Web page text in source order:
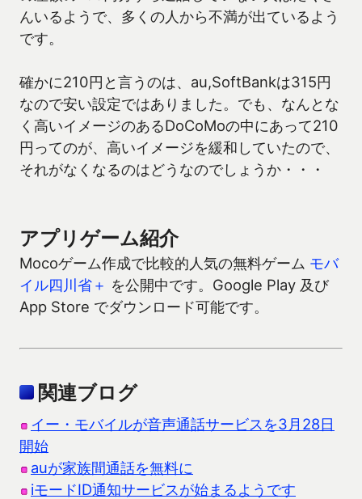
んいるようで、多くの人から不満が出ているよう
です。
確かに210円と言うのは、au,SoftBankは315円
なので安い設定ではありました。でも、なんとな
く高いイメージのあるDoCoMoの中にあって210
円ってのが、高いイメージを緩和していたので、
それがなくなるのはどうなのでしょうか・・・
アプリゲーム紹介
Mocoゲーム作成で比較的人気の無料ゲーム モバ
イル四川省＋ を公開中です。Google Play 及び
App Store でダウンロード可能です。
関連ブログ
イー・モバイルが音声通話サービスを3月28日
開始
auが家族間通話を無料に
iモードID通知サービスが始まるようです